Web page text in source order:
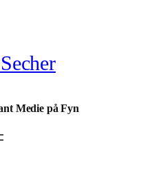
Medie på Fyn